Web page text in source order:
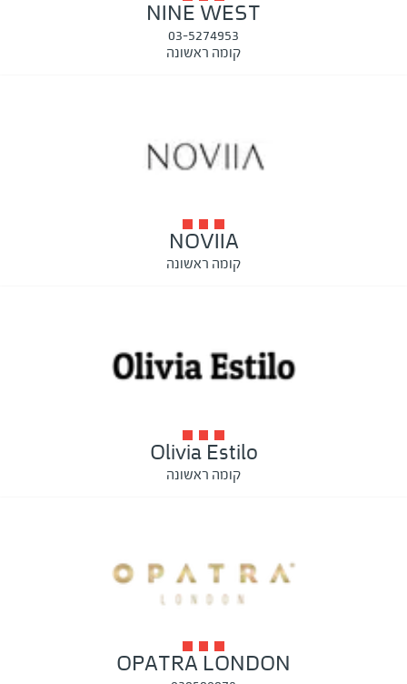
NINE WEST
03-5274953
קומה ראשונה
NOVIIA
קומה ראשונה
Olivia Estilo
קומה ראשונה
OPATRA LONDON